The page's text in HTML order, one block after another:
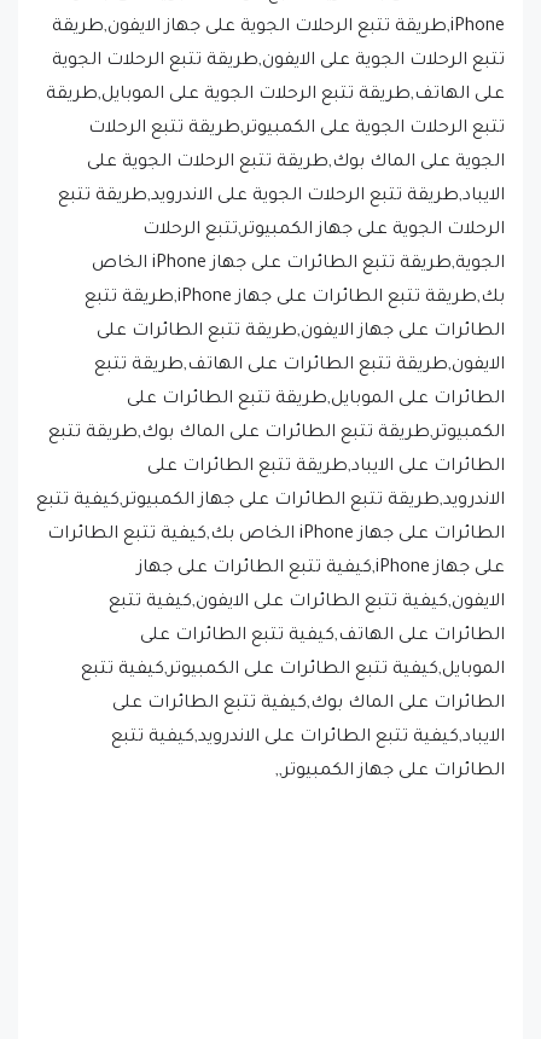
تتبع الرحلات الجوية على الايفون,طريقة تتبع الرحلات الجوية
على الهاتف,طريقة تتبع الرحلات الجوية على الموبايل,طريقة
تتبع الرحلات الجوية على الكمبيوتر,طريقة تتبع الرحلات
الجوية على الماك بوك,طريقة تتبع الرحلات الجوية على
الايباد,طريقة تتبع الرحلات الجوية على الاندرويد,طريقة تتبع
الرحلات الجوية على جهاز الكمبيوتر,تتبع الرحلات
الجوية,طريقة تتبع الطائرات على جهاز iPhone الخاص
بك,طريقة تتبع الطائرات على جهاز iPhone,طريقة تتبع
الطائرات على جهاز الايفون,طريقة تتبع الطائرات على
الايفون,طريقة تتبع الطائرات على الهاتف,طريقة تتبع
الطائرات على الموبايل,طريقة تتبع الطائرات على
الكمبيوتر,طريقة تتبع الطائرات على الماك بوك,طريقة تتبع
الطائرات على الايباد,طريقة تتبع الطائرات على
الاندرويد,طريقة تتبع الطائرات على جهاز الكمبيوتر,كيفية تتبع
الطائرات على جهاز iPhone الخاص بك,كيفية تتبع الطائرات
على جهاز iPhone,كيفية تتبع الطائرات على جهاز
الايفون,كيفية تتبع الطائرات على الايفون,كيفية تتبع
الطائرات على الهاتف,كيفية تتبع الطائرات على
الموبايل,كيفية تتبع الطائرات على الكمبيوتر,كيفية تتبع
الطائرات على الماك بوك,كيفية تتبع الطائرات على
الايباد,كيفية تتبع الطائرات على الاندرويد,كيفية تتبع
الطائرات على جهاز الكمبيوتر,,